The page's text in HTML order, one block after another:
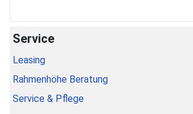
Service
Leasing
Rahmenhöhe Beratung
Service & Pflege